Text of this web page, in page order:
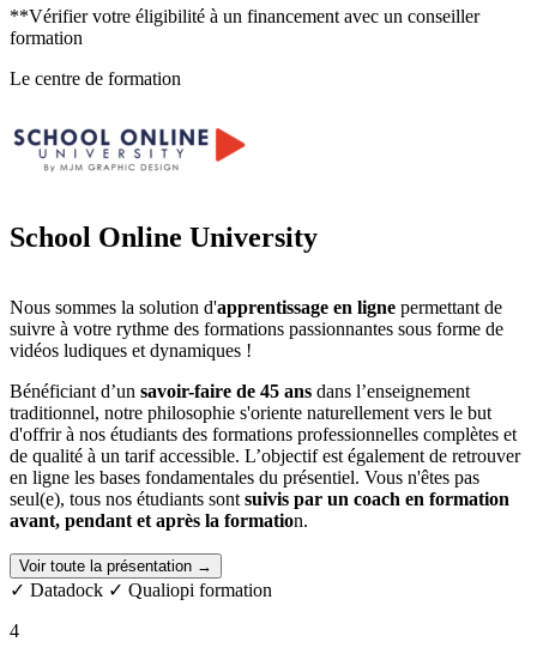
**Vérifier votre éligibilité à un financement avec un conseiller
formation
Le centre de formation
School Online University
Nous sommes la solution d'apprentissage en ligne permettant de
suivre à votre rythme des formations passionnantes sous forme de
vidéos ludiques et dynamiques !
Bénéficiant d’un savoir-faire de 45 ans dans l’enseignement
traditionnel, notre philosophie s'oriente naturellement vers le but
d'offrir à nos étudiants des formations professionnelles complètes et
de qualité à un tarif accessible. L’objectif est également de retrouver
en ligne les bases fondamentales du présentiel. Vous n'êtes pas
seul(e), tous nos étudiants sont suivis par un coach en formation
avant, pendant et après la formation.
Nos formations sontéligibles aux aides & financements
Compte Personnel de Formation).
Voir toute la présentation →
✓ Datadock ✓ Qualiopi formation
4